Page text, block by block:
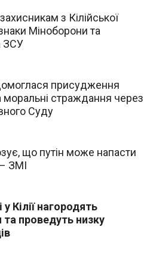
Міноборони та
ЗСУ
присудження
моральні страждання через
Суду
що путін може напасти
ЗМІ
Кілії нагородять
та проведуть низку